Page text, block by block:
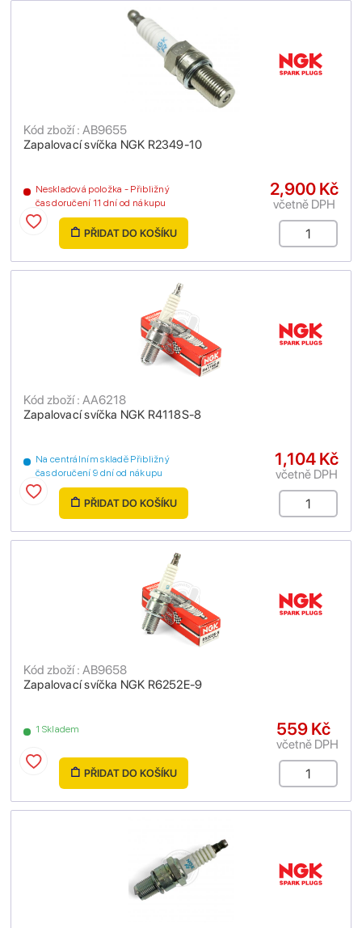
Zapalovací svíčka NGK R2349-10
Kód zboží : AB9655
Neskladová položka - Přibližný
čas doručení 11 dní od nákupu
2,900 Kč
včetně DPH
PŘIDAT DO KOŠÍKU
Zapalovací svíčka NGK R4118S-8
Kód zboží : AA6218
Na centrálním skladě Přibližný
čas doručení 9 dní od nákupu
1,104 Kč
včetně DPH
PŘIDAT DO KOŠÍKU
Zapalovací svíčka NGK R6252E-9
Kód zboží : AB9658
1 Skladem 559 Kč
včetně DPH
PŘIDAT DO KOŠÍKU